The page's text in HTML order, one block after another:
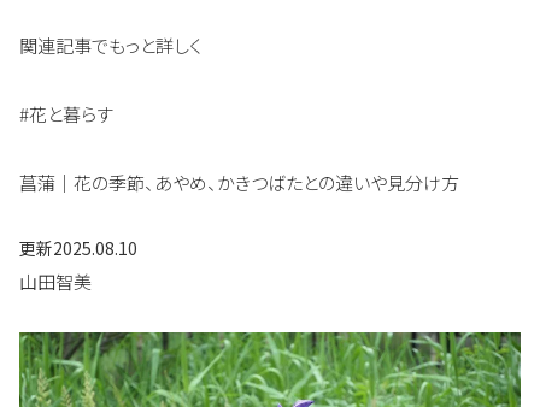
関連記事でもっと詳しく
#花と暮らす
菖蒲｜花の季節、あやめ、かきつばたとの違いや見分け方
更新2025.08.10
山田智美